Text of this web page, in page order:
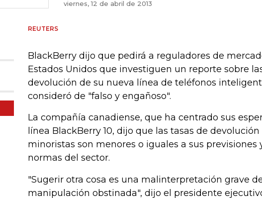
viernes, 12 de abril de 2013
REUTERS
BlackBerry dijo que pedirá a reguladores de
Estados Unidos que investiguen un reporte sobre
devolución de su nueva línea de teléfonos
consideró de "falso y engañoso".
La compañía canadiense, que ha centrado sus
línea BlackBerry 10, dijo que las tasas de
minoristas son menores o iguales a sus previsiones
normas del sector.
"Sugerir otra cosa es una malinterpretación grave
manipulación obstinada", dijo el presidente